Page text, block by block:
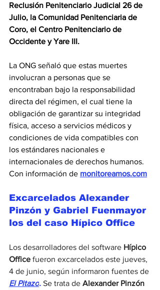
Reclusión Penitenciario Judicial 26 de
Julio, la Comunidad Penitenciaria de
Coro, el Centro Penitenciario de
Occidente y Yare III.
La ONG señaló que estas muertes
involucran a personas que se
encontraban bajo la responsabilidad
directa del régimen, el cual tiene la
obligación de garantizar su integridad
física, acceso a servicios médicos y
condiciones de vida compatibles con
los estándares nacionales e
internacionales de derechos humanos.
Con información de monitoreamos.com
Excarcelados Alexander
Pinzón y Gabriel Fuenmayor
los del caso Hípico Office
Los desarrolladores del software Hípico
Office fueron excarcelados este jueves,
4 de junio, según informaron fuentes de
El Pitazo. Se trata de Alexander Pinzón